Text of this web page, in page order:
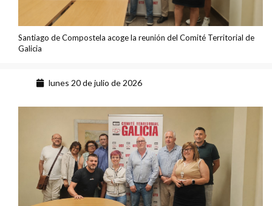
Santiago de Compostela acoge la reunión del Comité Territorial de
Galicia
lunes 20 de julio de 2026